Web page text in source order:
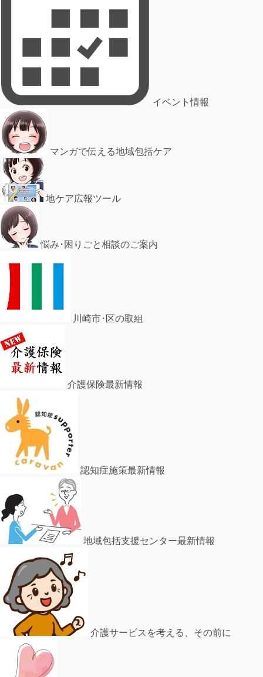
イベント情報
マンガで伝える地域包括ケア
地ケア広報ツール
悩み･困りごと相談のご案内
川崎市･区の取組
介護保険最新情報
認知症施策最新情報
地域包括支援センター最新情報
介護サービスを考える、その前に